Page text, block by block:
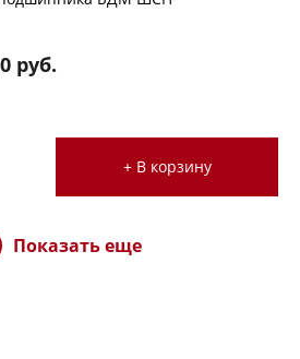
руб.
+ В корзину
Показать еще